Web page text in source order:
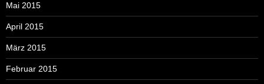
Mai 2015
April 2015
März 2015
Februar 2015